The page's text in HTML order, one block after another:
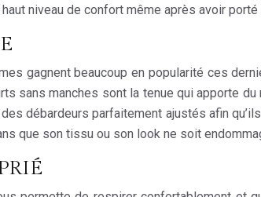
niveau de confort même après avoir porté
gagnent beaucoup en popularité ces
sans manches sont la tenue qui apporte
débardeurs parfaitement ajustés afin
que son tissu ou son look ne soit